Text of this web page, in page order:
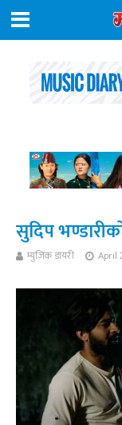
सुदिप
म्युजिक डायरी April